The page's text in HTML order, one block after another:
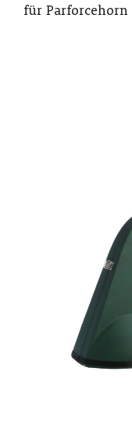
für Parforcehorn